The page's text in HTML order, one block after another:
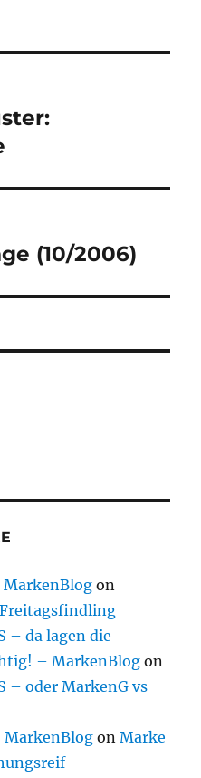
(10/2006)
MarkenBlog on
Freitagsfindling
– da lagen die
– MarkenBlog on
– oder MarkenG vs
MarkenBlog onMarke